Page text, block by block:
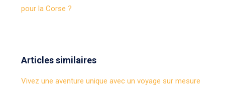
pour la Corse ?
Articles similaires
Vivez une aventure unique avec un voyage sur mesure